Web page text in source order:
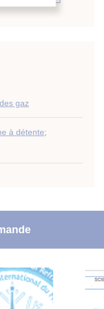
gaz
à détente;